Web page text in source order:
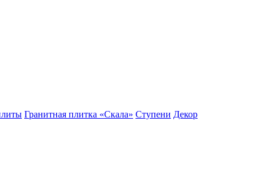
Гранитная плитка «Скала» Ступени Декор